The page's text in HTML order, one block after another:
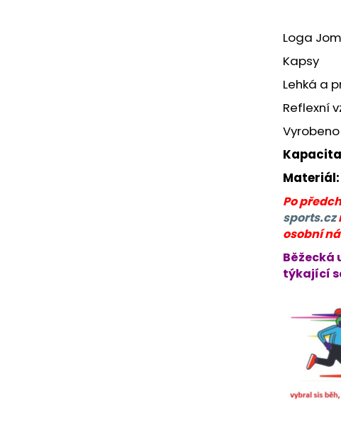
Loga
Kapsy
Lehká a
Reflexní
Materiál:
Po
sports.cz
osobní
Běžecká
týkající